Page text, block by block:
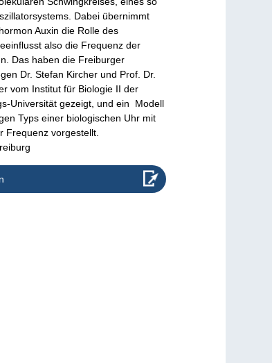
Dabei übernimmt
Auxin die Rolle des
also die Frequenz der
Das haben die Freiburger
Dr. Stefan Kircher und Prof. Dr.
vom Institut für Biologie II der
Universität gezeigt, und ein Modell
Typs einer biologischen Uhr mit
Frequenz vorgestellt.